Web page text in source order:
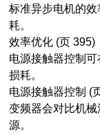
标准异步电机的
耗。
效率优化 (页 395)
电源接触器控制
损耗。
电源接触器控制 (
变频器会对比机
源。